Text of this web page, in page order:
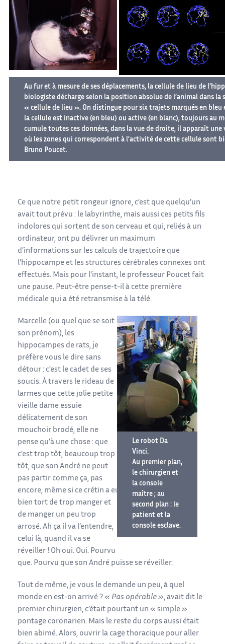
Au fur et à mesure de ses déplacements, la cellule de lieu de
biologiste décharge selon la position absolue de l’animal dans la
« cellule de lieu ». On distingue pour six trajets marqués en bleu
la cellule est inactive (en bleu) ou active (en blanc), toujours au
cumule toutes ces données, dans la vue de droite, il apparaît
où les zones qui correspondent à l’activité de cette cellule sont
Bruno Poucet.
Ce que notre petit rongeur ignore, c’est que quelqu’un
avait tout prévu : le labyrinthe, mais aussi ces petits fils
indolores qui sortent de son cerveau et qui, reliés à un
ordinateur, ont pu délivrer un maximum
d’informations sur les calculs de trajectoire que
l’hippocampe et les structures cérébrales connexes ont
effectués. Mais pour l’instant, le professeur Poucet fait
une pause. Peut-être pense-t-il à cette première
médicale qui a été retransmise à la télé.
Le robot Da
Vinci.
Au premier plan,
le chirurgien et
la console
maître ; au
second plan : le
patient et la
console esclave.
Marcelle (ou quel que se soit
son prénom), les
hippocampes de rats, je
préfère vous le dire sans
détour : c’est le cadet de ses
soucis. À travers le rideau de
larmes que cette jolie petite
vieille dame essuie
délicatement de son
mouchoir brodé, elle ne
pense qu’à une chose : que
c’est trop tôt, beaucoup trop
tôt, que son André ne peut
pas partir comme ça, pas
encore, même si ce crétin a eu
bien tort de trop manger et
de manger un peu trop
arrosé. Ah ça il va l’entendre,
celui là, quand il va se
réveiller ! Oh oui. Oui. Pourvu
que. Pourvu que son André puisse se réveiller.
Tout de même, je vous le demande un peu, à quel
monde en est-on arrivé ? « Pas opérable », avait dit le
premier chirurgien, c’était pourtant un « simple »
pontage coronarien. Mais le reste du corps aussi était
bien abimé. Alors, ouvrir la cage thoracique pour aller